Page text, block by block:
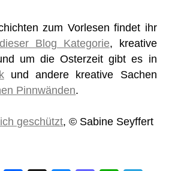
zum Vorlesen findet ihr
dieser Blog Kategorie, kreative
um die Osterzeit gibt es in
und andere kreative Sachen
Pinnwänden.
geschützt, © Sabine Seyffert